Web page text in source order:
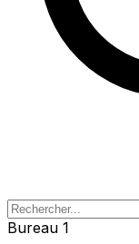
Bureau 1